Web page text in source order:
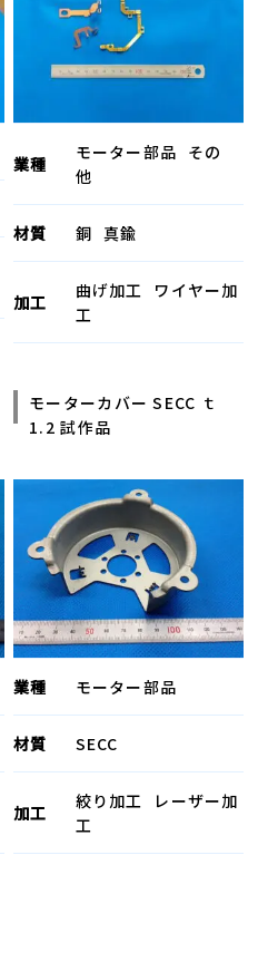
業種
モーター部品 その
他
材質 銅 真鍮
加工
曲げ加工
ワイヤー加
工
モーターカバー SECC ｔ
1.2 試作品
業種 モーター部品
材質 SECC
加工
絞り加工
レーザー加
工